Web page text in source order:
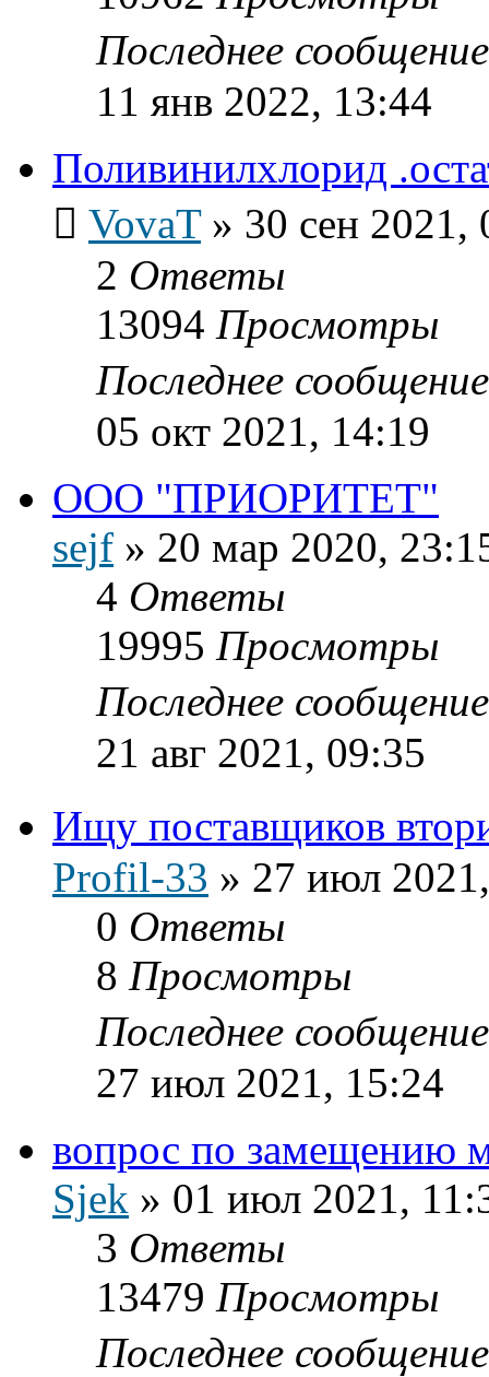
Последнее
11 янв 2022, 13:44
Поливинилхлорид
VovaT» 30 сен 2021,
2 Ответы
13094 Просмотры
Последнее
05 окт 2021, 14:19
ООО "ПРИОРИТЕТ"
sejf » 20 мар 2020,
4 Ответы
19995 Просмотры
Последнее
21 авг 2021, 09:35
Ищу поставщиков
Profil-33 » 27 июл
0 Ответы
8 Просмотры
Последнее
27 июл 2021, 15:24
вопрос по замещению
Sjek » 01 июл 2021,
3 Ответы
13479 Просмотры
Последнее